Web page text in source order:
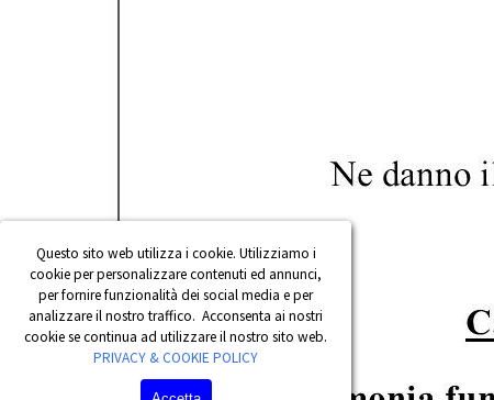
Questo sito web utilizza i cookie. Utilizziamo i
cookie per personalizzare contenuti ed annunci,
per fornire funzionalità dei social media e per
analizzare il nostro traffico. Acconsenta ai nostri
cookie se continua ad utilizzare il nostro sito web.
PRIVACY & COOKIE POLICY